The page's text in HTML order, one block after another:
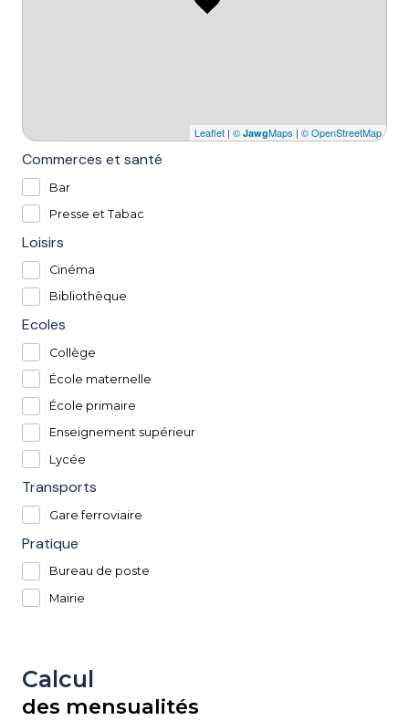
Leaflet | © JawgMaps | © OpenStreetMap
Commerces et santé
Bar
Presse et Tabac
Loisirs
Cinéma
Bibliothèque
Ecoles
Collège
École maternelle
École primaire
Enseignement supérieur
Lycée
Transports
Gare ferroviaire
Pratique
Bureau de poste
Mairie
Calcul
des mensualités